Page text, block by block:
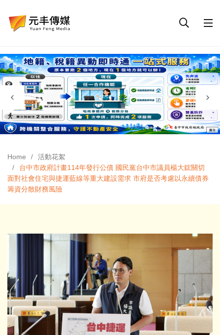
Home
活動花絮
台中市政府計畫114年發行公債 國民黨台中市議員楊大鋐關切
面對社會住宅與捷運藍線等重大建設需求 市府是否考慮以永續債券
籌資分散財務風險